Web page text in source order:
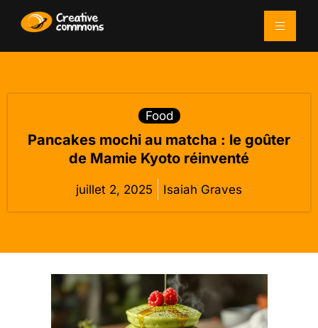
Food
Pancakes mochi au matcha : le goûter
de Mamie Kyoto réinventé
juillet 2, 2025 Isaiah Graves